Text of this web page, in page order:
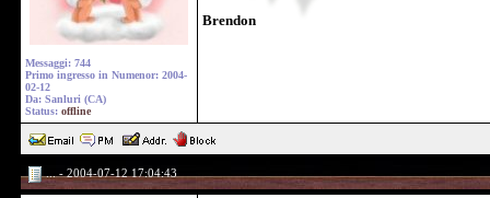
Messaggi: 744
Primo ingresso in Numenor: 2004-
02-12
Da: Sanluri (CA)
Status: offline
Brendon
... - 2004-07-12 17:04:43